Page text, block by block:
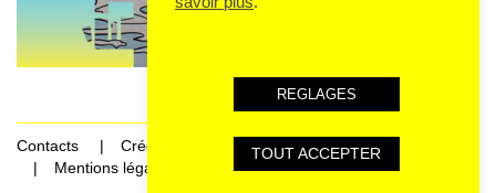
Contacts
Crédits
Mentions légales et données personnelles
REGLAGES
TOUT ACCEPTER